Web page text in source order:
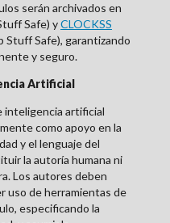
serán archivados en
Safe) yCLOCKSS
Safe), garantizando
y seguro.
Artificial
inteligencia artificial
como apoyo en la
y el lenguaje del
la autoría humana ni
Los autores deben
uso de herramientas de
especificando la